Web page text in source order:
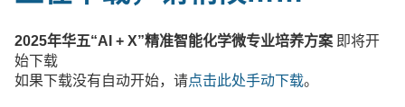
2025年华五“AI + X”精准智能化学微专业培养方案 即将开
始下载
如果下载没有自动开始，请点击此处手动下载。